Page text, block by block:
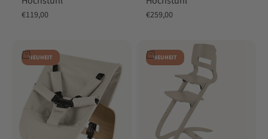
Angebot
€119,00 Angebot
€259,00
NEUHEIT
In den Warenkorb NEUHEIT
In den Warenkorb